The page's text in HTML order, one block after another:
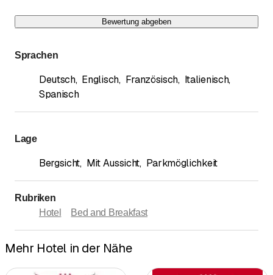
Bewertung abgeben
Sprachen
Deutsch, Englisch, Französisch, Italienisch,
Spanisch
Lage
Bergsicht, Mit Aussicht, Parkmöglichkeit
Rubriken
Hotel
Bed and Breakfast
Mehr Hotel in der Nähe